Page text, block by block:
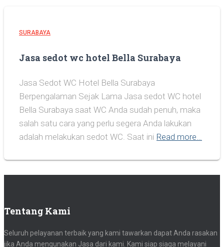
SURABAYA
Jasa sedot wc hotel Bella Surabaya
Jasa Sedot WC Hotel Bella Surabaya
Berpengalaman Sejak Lama Jasa sedot WC hotel
Bella Surabaya saat WC Anda sudah penuh, maka
salah satu cara yang perlu segera Anda lakukan
adalah melakukan sedot WC. Saat ini Read more…
Tentang Kami
Seluruh pelayanan terbaik yang kami tawarkan dapat Anda rasakan
jika Anda mengunakan Jasa dari kami. Kami siap siaga melayani